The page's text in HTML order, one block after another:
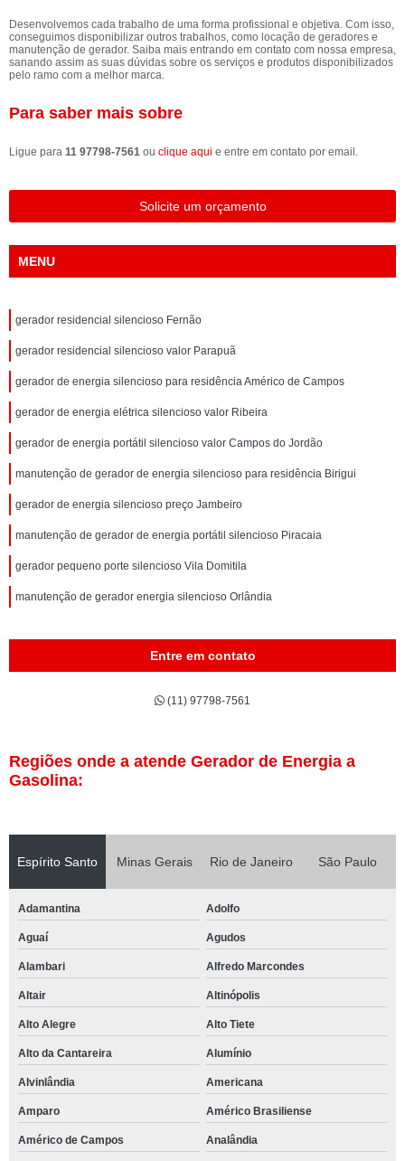
Desenvolvemos cada trabalho de uma forma profissional e objetiva. Com isso,
conseguimos disponibilizar outros trabalhos, como locação de geradores e
manutenção de gerador. Saiba mais entrando em contato com nossa empresa,
sanando assim as suas dúvidas sobre os serviços e produtos disponibilizados
pelo ramo com a melhor marca.
Para saber mais sobre
Ligue para 11 97798-7561 ou clique aqui e entre em contato por email.
Solicite um orçamento
MENU
gerador residencial silencioso Fernão
gerador residencial silencioso valor Parapuã
gerador de energia silencioso para residência Américo de Campos
gerador de energia elétrica silencioso valor Ribeira
gerador de energia portátil silencioso valor Campos do Jordão
manutenção de gerador de energia silencioso para residência Birigui
gerador de energia silencioso preço Jambeiro
manutenção de gerador de energia portátil silencioso Piracaia
gerador pequeno porte silencioso Vila Domitila
manutenção de gerador energia silencioso Orlândia
Entre em contato
(11) 97798-7561
Regiões onde a atende Gerador de Energia a
Gasolina:
Espírito Santo Minas Gerais Rio de Janeiro São Paulo
Adamantina Adolfo
Aguaí Agudos
Alambari Alfredo Marcondes
Altair Altinópolis
Alto Alegre Alto Tiete
Alto da Cantareira Alumínio
Alvinlândia Americana
Amparo Américo Brasiliense
Américo de Campos Analândia